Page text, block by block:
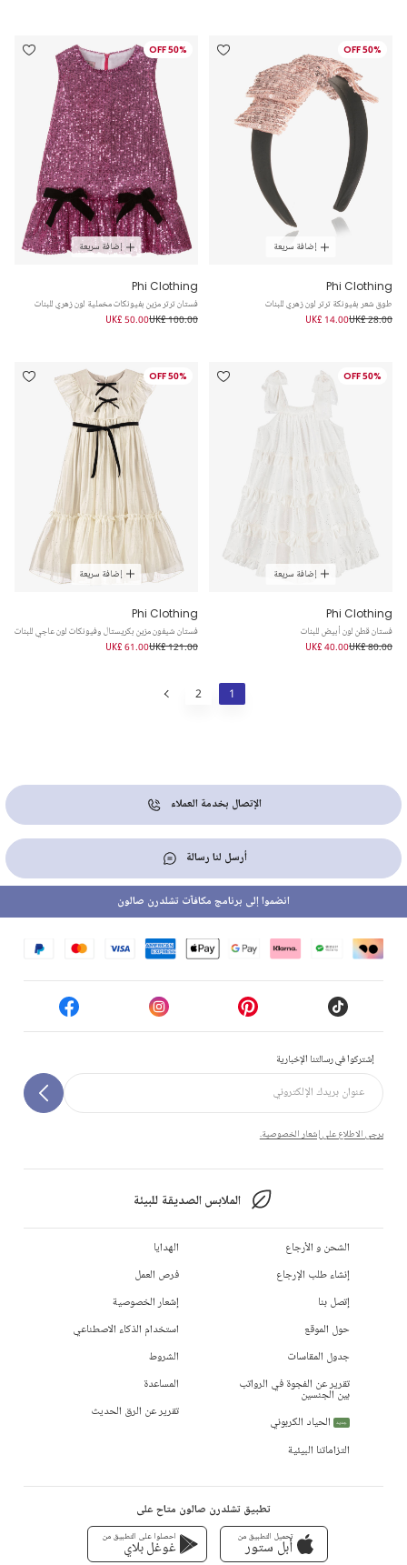
50% OFF
إضافة سريعة
Phi Clothing
طوق شعر بفيونكة ترتر لون زهري للبنات
UK£ 28.00
UK£ 14.00
50% OFF
إضافة سريعة
Phi Clothing
فستان ترتر مزين بفيونكات مخملية لون زهري للبنات
UK£ 100.00
UK£ 50.00
50% OFF
إضافة سريعة
Phi Clothing
فستان قطن لون أبيض للبنات
UK£ 80.00
UK£ 40.00
50% OFF
إضافة سريعة
Phi Clothing
فستان شيفون مزين بكريستال وفيونكات لون عاجي للبنات
UK£ 121.00
UK£ 61.00
1
2
الإتصال بخدمة العملاء
أرسل لنا رسالة
إشتركوا في رسالتنا الإخبارية
يرجى الاطلاع على إشعار الخصوصية.
الملابس الصديقة للبيئة
انضموا إلى برنامج مكافآت تشلدرن صالون
الشحن و الأرجاع
إنشاء طلب الإرجاع
إتصل بنا
حول الموقع
جدول المقاسات
تقرير عن الفجوة في الرواتب
بين الجنسين
جديد
الحياد الكربوني
التزاماتنا البيئية
الهدايا
فرص العمل
إشعار الخصوصية
استخدام الذكاء الاصطناعي
الشروط
المساعدة
تقرير عن الرق الحديث
تطبيق تشلدرن صالون متاح على
تحميل التطبيق من
أبل ستور
احصلوا على التطبيق من
غوغل بلاي